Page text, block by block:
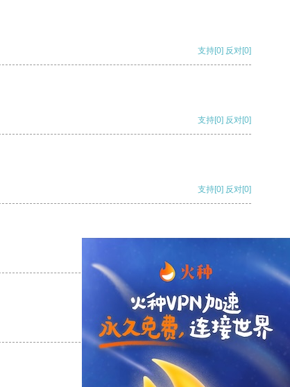
支持[0] 反对[0]
支持[0] 反对[0]
支持[0] 反对[0]
支持 [0] 反对[0]